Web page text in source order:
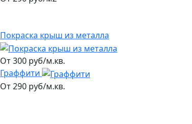
Покраска крыш из металла
От 300 руб/м.кв.
Граффити
От 290 руб/м.кв.